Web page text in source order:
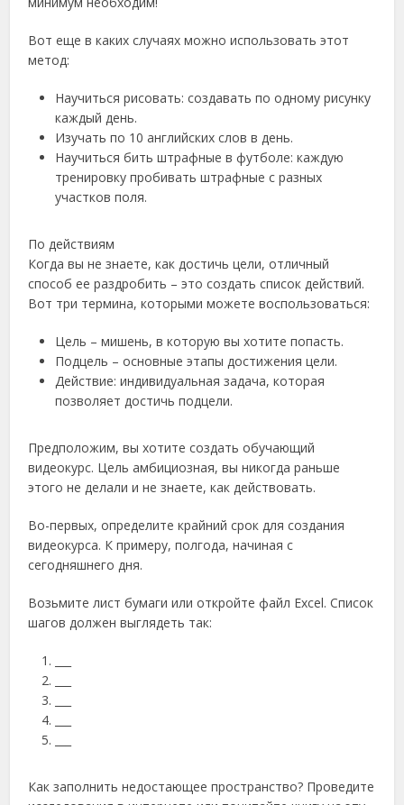
Вот еще в каких случаях можно использовать этот
метод:
Научиться рисовать: создавать по одному рисунку
каждый день.
Изучать по 10 английских слов в день.
Научиться бить штрафные в футболе: каждую
тренировку пробивать штрафные с разных
участков поля.
По действиям
Когда вы не знаете, как достичь цели, отличный
способ ее раздробить – это создать список действий.
Вот три термина, которыми можете воспользоваться:
Цель – мишень, в которую вы хотите попасть.
Подцель – основные этапы достижения цели.
Действие: индивидуальная задача, которая
позволяет достичь подцели.
Предположим, вы хотите создать обучающий
видеокурс. Цель амбициозная, вы никогда раньше
этого не делали и не знаете, как действовать.
Во-первых, определите крайний срок для создания
видеокурса. К примеру, полгода, начиная с
сегодняшнего дня.
Возьмите лист бумаги или откройте файл Excel. Список
шагов должен выглядеть так:
Как заполнить недостающее пространство? Проведите